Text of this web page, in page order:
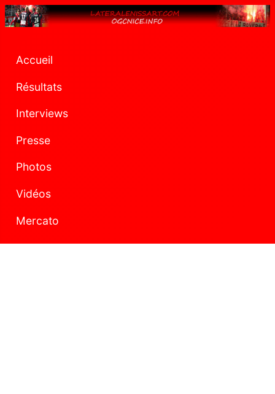
Accueil
Résultats
Interviews
Presse
Photos
Vidéos
Mercato